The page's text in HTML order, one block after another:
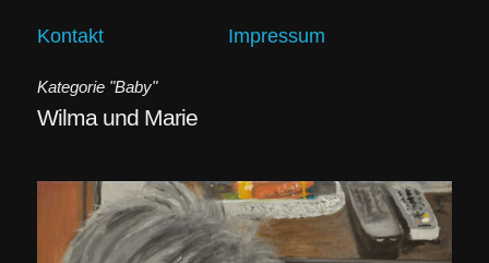
Kontakt Impressum
Kategorie "Baby"
Wilma und Marie